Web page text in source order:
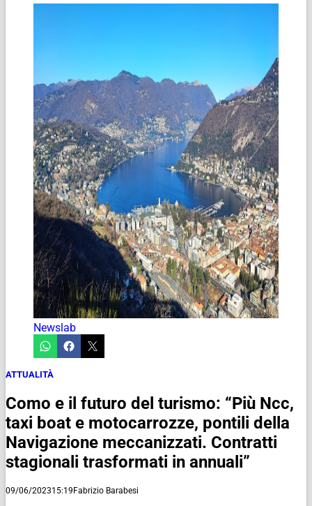
Newslab
ATTUALITÀ
Como e il futuro del turismo: “Più Ncc,
taxi boat e motocarrozze, pontili della
Navigazione meccanizzati. Contratti
stagionali trasformati in annuali”
09/06/202315:19Fabrizio Barabesi